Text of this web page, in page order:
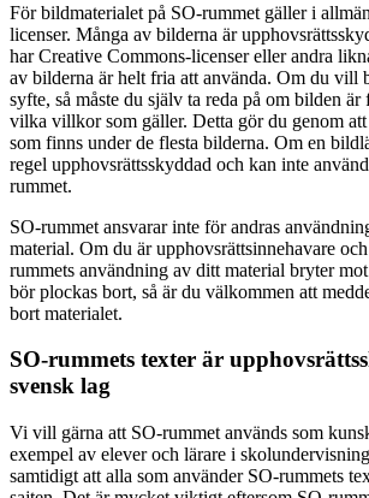
För bildmaterialet på SO-rummet gäller i
licenser. Många av bilderna är
har Creative Commons-licenser eller andra
av bilderna är helt fria att använda. Om du vill
syfte, så måste du själv ta reda på om bilden
vilka villkor som gäller. Detta gör du genom
som finns under de flesta bilderna. Om en
regel upphovsrättsskyddad och kan inte
rummet.
SO-rummet ansvarar inte för andras
material. Om du är upphovsrättsinnehavare
rummets användning av ditt material bryter
bör plockas bort, så är du välkommen att
bort materialet.
SO-rummets texter är
svensk lag
Vi vill gärna att SO-rummet används som
exempel av elever och lärare i
samtidigt att alla som använder SO-rummets